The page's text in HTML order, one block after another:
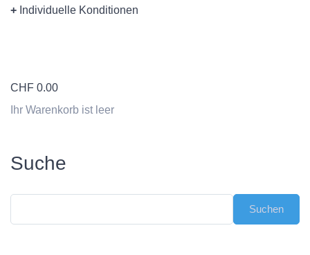
+ Individuelle Konditionen
CHF 0.00
Ihr Warenkorb ist leer
Suche